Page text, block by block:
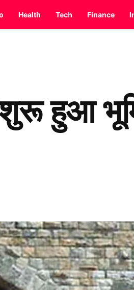
Health Tech Finance
हुआ